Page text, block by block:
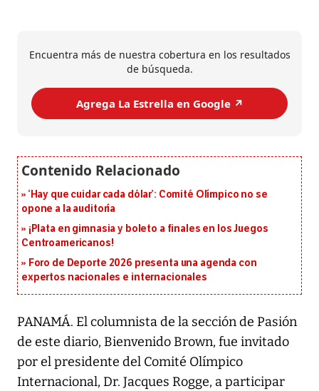
Encuentra más de nuestra cobertura en los resultados
de búsqueda.
Agrega La Estrella en Google ↗️
‘Hay que cuidar cada dólar’: Comité Olímpico no se
opone a la auditoría
¡Plata en gimnasia y boleto a finales en los Juegos
Centroamericanos!
Foro de Deporte 2026 presenta una agenda con
expertos nacionales e internacionales
PANAMÁ. El columnista de la sección de Pasión
de este diario, Bienvenido Brown, fue invitado
por el presidente del Comité Olímpico
Internacional, Dr. Jacques Rogge, a participar